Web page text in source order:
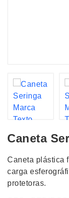
Caneta
Caneta plástica
carga
protetoras.